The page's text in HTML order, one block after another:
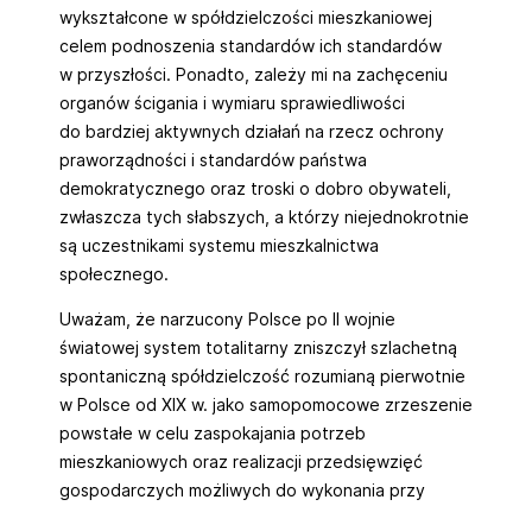
wykształcone w spółdzielczości mieszkaniowej
celem podnoszenia standardów ich standardów
w przyszłości. Ponadto, zależy mi na zachęceniu
organów ścigania i wymiaru sprawiedliwości
do bardziej aktywnych działań na rzecz ochrony
praworządności i standardów państwa
demokratycznego oraz troski o dobro obywateli,
zwłaszcza tych słabszych, a którzy niejednokrotnie
są uczestnikami systemu mieszkalnictwa
społecznego.
Uważam, że narzucony Polsce po II wojnie
światowej system totalitarny zniszczył szlachetną
spontaniczną spółdzielczość rozumianą pierwotnie
w Polsce od XIX w. jako samopomocowe zrzeszenie
powstałe w celu zaspokajania potrzeb
mieszkaniowych oraz realizacji przedsięwzięć
gospodarczych możliwych do wykonania przy